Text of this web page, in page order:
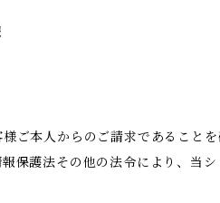
ご本人からのご請求であること
保護法その他の法令により、当